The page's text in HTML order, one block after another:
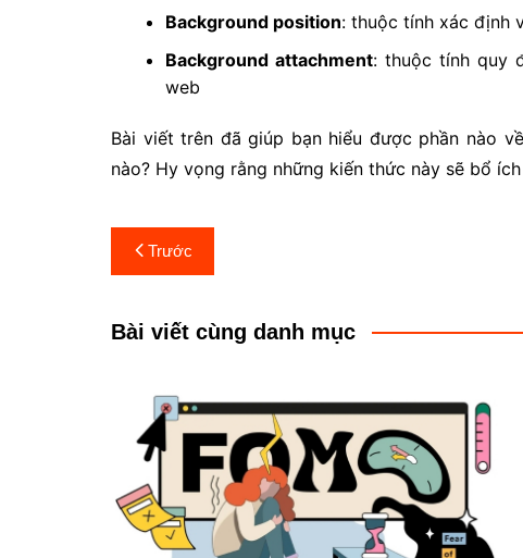
Background position: thuộc tính xác định
Background attachment: thuộc tính quy
web
Bài viết trên đã giúp bạn hiểu được phần nào
nào? Hy vọng rằng những kiến thức này sẽ bổ
Điều
hướng
bài
Trước
Bài viết cùng danh mục